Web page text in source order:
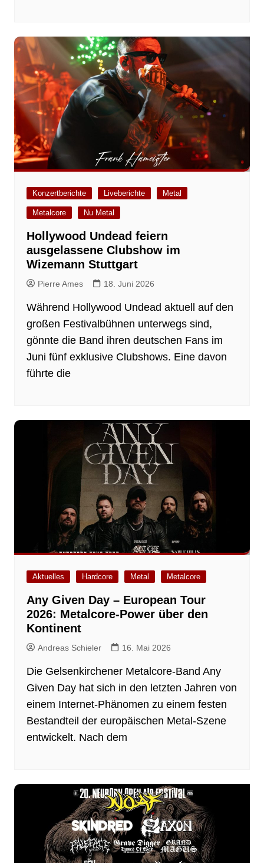
Konzertberichte Liveberichte Metal
Metalcore Nu Metal
Hollywood Undead feiern
ausgelassene Clubshow im
Wizemann Stuttgart
Pierre Ames 18. Juni 2026
Während Hollywood Undead aktuell auf den
großen Festivalbühnen unterwegs sind,
gönnte die Band ihren deutschen Fans im
Juni fünf exklusive Clubshows. Eine davon
führte die
Aktuelles Hardcore Metal Metalcore
Any Given Day – European Tour
2026: Metalcore‑Power über den
Kontinent
Andreas Schieler 16. Mai 2026
Die Gelsenkirchener Metalcore‑Band Any
Given Day hat sich in den letzten Jahren von
einem Internet‑Phänomen zu einem festen
Bestandteil der europäischen Metal‑Szene
entwickelt. Nach dem